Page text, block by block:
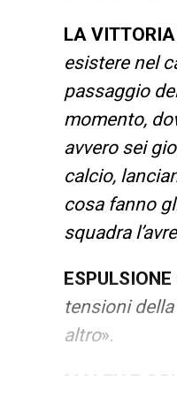
LA VITTORIA
esistere nel
passaggio
momento,
avvero sei
calcio,
cosa fanno
squadra
tensioni
altro».